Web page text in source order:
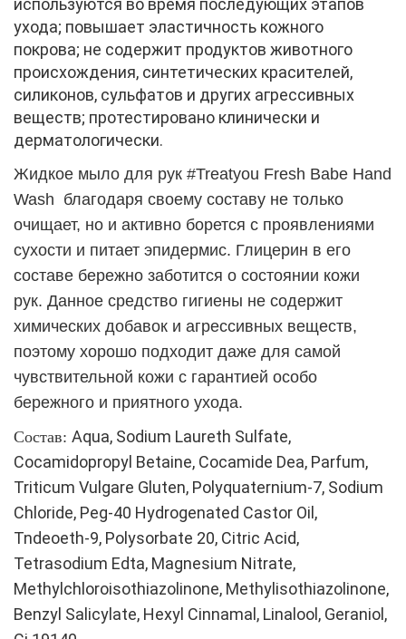
используются во время последующих этапов
ухода; повышает эластичность кожного
покрова; не содержит продуктов животного
происхождения, синтетических красителей,
силиконов, сульфатов и других агрессивных
веществ; протестировано клинически и
дерматологически.
Жидкое мыло для рук #Treatyou Fresh Babe Hand
Wash благодаря своему составу не только
очищает, но и активно борется с проявлениями
сухости и питает эпидермис. Глицерин в его
составе бережно заботится о состоянии кожи
рук. Данное средство гигиены не содержит
химических добавок и агрессивных веществ,
поэтому хорошо подходит даже для самой
чувствительной кожи с гарантией особо
бережного и приятного ухода.
Состав: Aqua, Sodium Laureth Sulfate,
Cocamidopropyl Betaine, Cocamide Dea, Parfum,
Triticum Vulgare Gluten, Polyquaternium-7, Sodium
Chloride, Peg-40 Hydrogenated Castor Oil,
Tndeoeth-9, Polysorbate 20, Citric Acid,
Tetrasodium Edta, Magnesium Nitrate,
Methylchloroisothiazolinone, Methylisothiazolinone,
Benzyl Salicylate, Hexyl Cinnamal, Linalool, Geraniol,